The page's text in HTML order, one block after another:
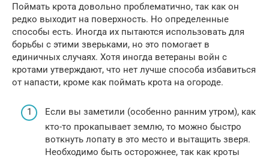
Поймать крота довольно проблематично, так как он
редко выходит на поверхность. Но определенные
способы есть. Иногда их пытаются использовать для
борьбы с этими зверьками, но это помогает в
единичных случаях. Хотя иногда ветераны войн с
кротами утверждают, что нет лучше способа избавиться
от напасти, кроме как поймать крота на огороде.
Если вы заметили (особенно ранним утром), как
кто-то прокапывает землю, то можно быстро
воткнуть лопату в это место и вытащить зверя.
Необходимо быть осторожнее, так как кроты